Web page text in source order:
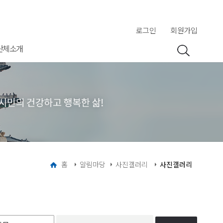
로그인 회원가입
체소개
홈 알림마당 사진갤러리 사진갤러리